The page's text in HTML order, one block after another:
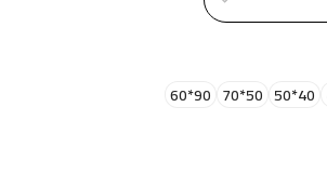
40*50
50*70
90*60